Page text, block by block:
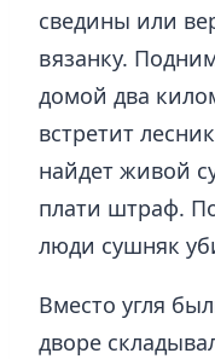
сведины или
вязанку.
домой два
встретит
найдет живой
плати штраф.
люди сушняк
Вместо угля
дворе